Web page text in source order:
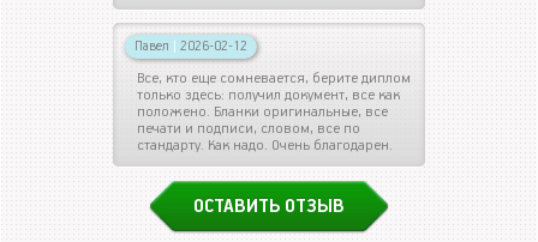
Павел 2026-02-12
Все, кто еще сомневается, берите диплом
только здесь: получил документ, все как
положено. Бланки оригинальные, все
печати и подписи, словом, все по
стандарту. Как надо. Очень благодарен.
ОСТАВИТЬ ОТЗЫВ